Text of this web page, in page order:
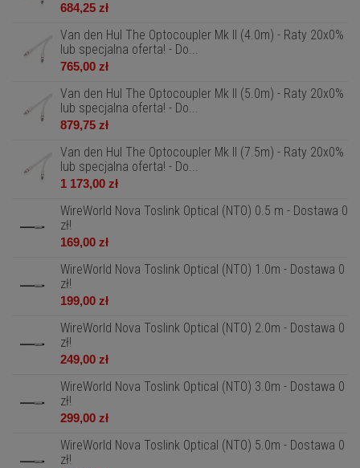
684,25 zł
Van den Hul The Optocoupler Mk II (4.0m) - Raty 20x0%
lub specjalna oferta! - Do...
765,00 zł
Van den Hul The Optocoupler Mk II (5.0m) - Raty 20x0%
lub specjalna oferta! - Do...
879,75 zł
Van den Hul The Optocoupler Mk II (7.5m) - Raty 20x0%
lub specjalna oferta! - Do...
1 173,00 zł
WireWorld Nova Toslink Optical (NTO) 0.5 m - Dostawa 0
zł!
169,00 zł
WireWorld Nova Toslink Optical (NTO) 1.0m - Dostawa 0
zł!
199,00 zł
WireWorld Nova Toslink Optical (NTO) 2.0m - Dostawa 0
zł!
249,00 zł
WireWorld Nova Toslink Optical (NTO) 3.0m - Dostawa 0
zł!
299,00 zł
WireWorld Nova Toslink Optical (NTO) 5.0m - Dostawa 0
zł!